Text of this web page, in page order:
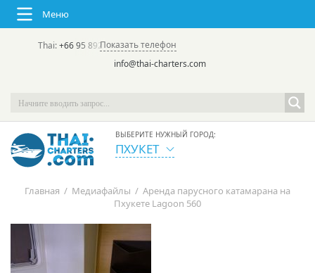
Меню
Thai:+66 95 892 7646(rus/eng) | в России:
Показать телефон
info@thai-charters.com
ВЫБЕРИТЕ НУЖНЫЙ ГОРОД:
ПХУКЕТ
Главная / Медиафайлы / Аренда парусного катамарана на
Пхукете Lagoon 560